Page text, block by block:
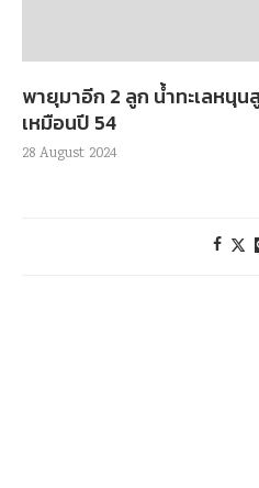
พายุมาอีก 2 ลูก น้ำทะเลหนุ
เหมือนปี 54
28 August 2024